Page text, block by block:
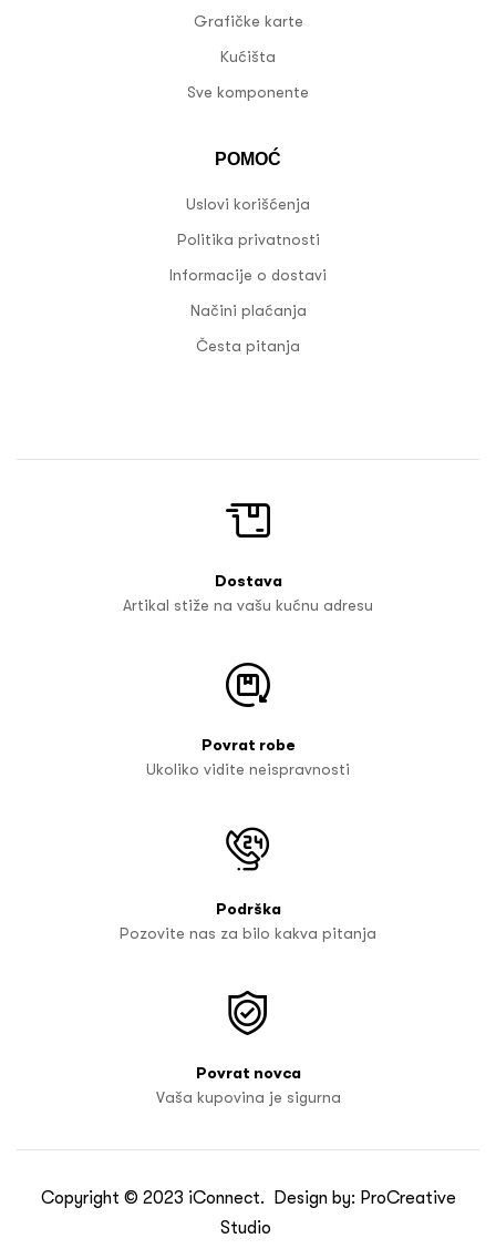
Grafičke karte
Kućišta
Sve komponente
POMOĆ
Uslovi korišćenja
Politika privatnosti
Informacije o dostavi
Načini plaćanja
Česta pitanja
Dostava
Artikal stiže na vašu kućnu adresu
Povrat robe
Ukoliko vidite neispravnosti
Podrška
Pozovite nas za bilo kakva pitanja
Povrat novca
Vaša kupovina je sigurna
Copyright © 2023 iConnect. Design by: ProCreative
Studio